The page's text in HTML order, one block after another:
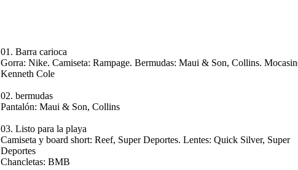
01. Barra carioca
Gorra: Nike. Camiseta: Rampage. Bermudas: Maui & Son, Collins.
Kenneth Cole
02. bermudas
Pantalón: Maui & Son, Collins
03. Listo para la playa
Camiseta y board short: Reef, Super Deportes. Lentes: Quick Silver, Super
Deportes
Chancletas: BMB